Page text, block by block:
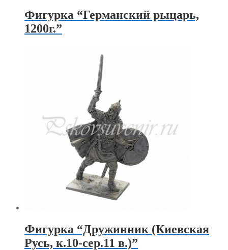
Фигурка “Германский рыцарь,
1200г.”
Фигурка “Дружинник (Киевская
Русь, к.10-сер.11 в.)”